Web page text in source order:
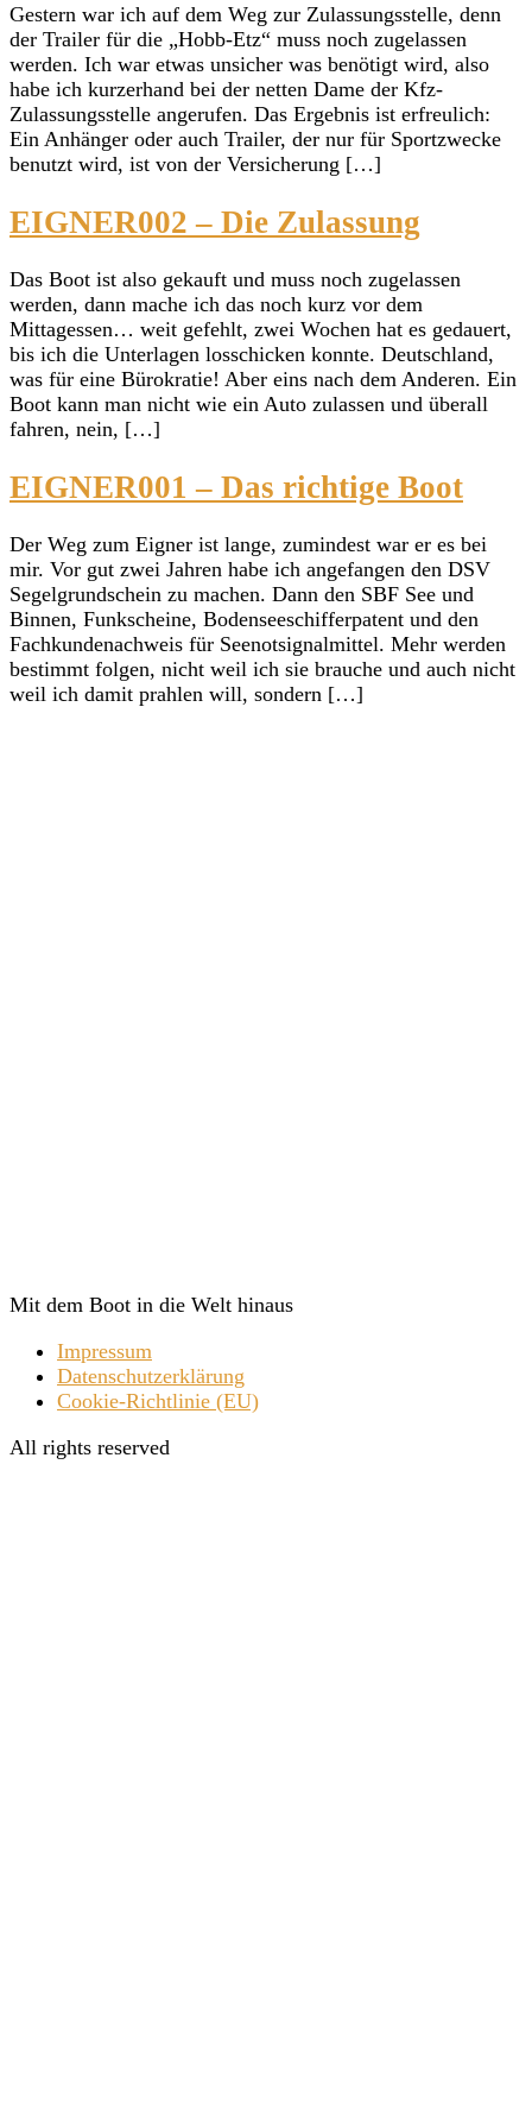
Gestern war ich auf dem Weg zur Zulassungsstelle, denn
der Trailer für die „Hobb-Etz“ muss noch zugelassen
werden. Ich war etwas unsicher was benötigt wird, also
habe ich kurzerhand bei der netten Dame der Kfz-
Zulassungsstelle angerufen. Das Ergebnis ist erfreulich:
Ein Anhänger oder auch Trailer, der nur für Sportzwecke
benutzt wird, ist von der Versicherung […]
EIGNER002 – Die Zulassung
Das Boot ist also gekauft und muss noch zugelassen
werden, dann mache ich das noch kurz vor dem
Mittagessen… weit gefehlt, zwei Wochen hat es gedauert,
bis ich die Unterlagen losschicken konnte. Deutschland,
was für eine Bürokratie! Aber eins nach dem Anderen. Ein
Boot kann man nicht wie ein Auto zulassen und überall
fahren, nein, […]
EIGNER001 – Das richtige Boot
Der Weg zum Eigner ist lange, zumindest war er es bei
mir. Vor gut zwei Jahren habe ich angefangen den DSV
Segelgrundschein zu machen. Dann den SBF See und
Binnen, Funkscheine, Bodenseeschifferpatent und den
Fachkundenachweis für Seenotsignalmittel. Mehr werden
bestimmt folgen, nicht weil ich sie brauche und auch nicht
weil ich damit prahlen will, sondern […]
Mit dem Boot in die Welt hinaus
Impressum
Datenschutzerklärung
Cookie-Richtlinie (EU)
All rights reserved